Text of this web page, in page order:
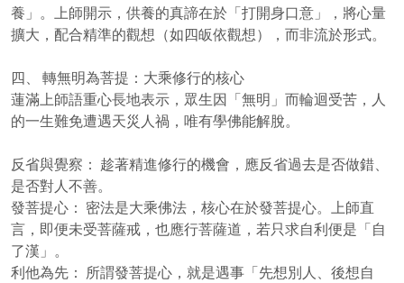
養」。上師開示，供養的真諦在於「打開身口意」，將心量
擴大，配合精準的觀想（如四皈依觀想），而非流於形式。
四、 轉無明為菩提：大乘修行的核心
蓮滿上師語重心長地表示，眾生因「無明」而輪迴受苦，人
的一生難免遭遇天災人禍，唯有學佛能解脫。
反省與覺察： 趁著精進修行的機會，應反省過去是否做錯、
是否對人不善。
發菩提心： 密法是大乘佛法，核心在於發菩提心。上師直
言，即便未受菩薩戒，也應行菩薩道，若只求自利便是「自
了漢」。
利他為先： 所謂發菩提心，就是遇事「先想別人、後想自